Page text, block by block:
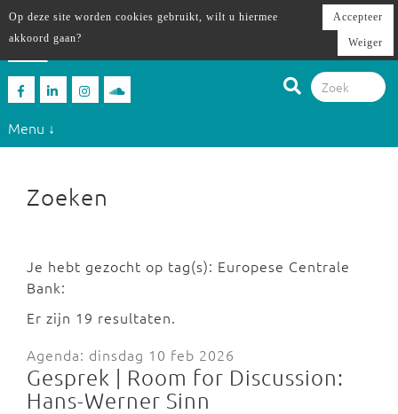
Menu ↓
Zoeken
Je hebt gezocht op tag(s): Europese Centrale
Bank:
Er zijn 19 resultaten.
Agenda: dinsdag 10 feb 2026
Gesprek | Room for Discussion:
Hans-Werner Sinn
Op deze site worden cookies gebruikt, wilt u hiermee
akkoord gaan?
Accepteer
Weiger